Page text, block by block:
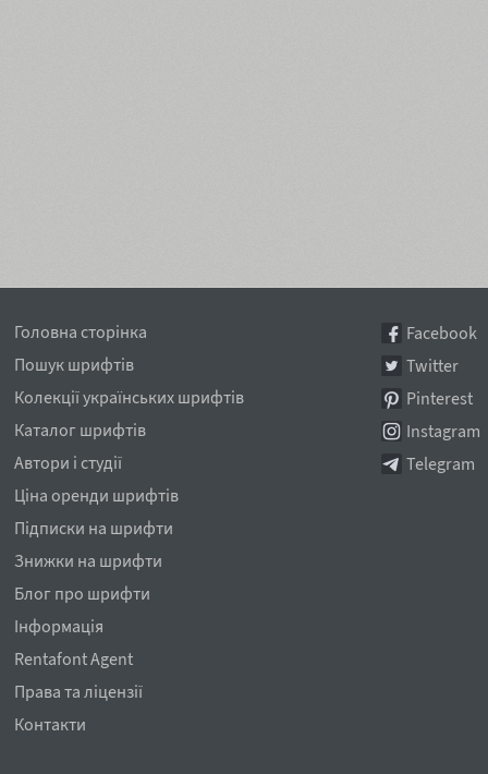
Головна сторінка
Пошук шрифтів
Колекції українських шрифтів
Каталог шрифтів
Автори і студії
Ціна оренди шрифтів
Підписки на шрифти
Знижки на шрифти
Блог про шрифти
Інформація
Rentafont Agent
Права та ліцензії
Контакти
Facebook
Twitter
Pinterest
Instagram
Telegram